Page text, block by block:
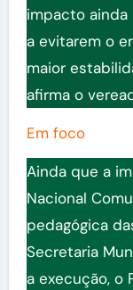
impacto ainda
a evitarem o
maior
afirma o
Em foco
Ainda que a
Nacional
pedagógica
Secretaria
a execução, o